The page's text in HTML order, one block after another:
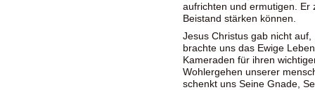
aufrichten und ermutigen. Er
Beistand stärken können.
Jesus Christus gab nicht
brachte uns das Ewige
Kameraden für ihren
Wohlergehen unserer
schenkt uns Seine Gnade,